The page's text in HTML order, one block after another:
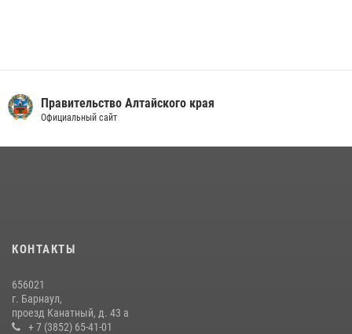
Правительство Алтайского края
Официальный сайт
КОНТАКТЫ
656021
г. Барнаул,
проезд Канатный, д. 43 а
+ 7 (3852) 65-41-01